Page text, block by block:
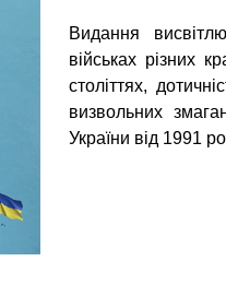
Видання
військах різних
століттях,
визвольних
України від 1991